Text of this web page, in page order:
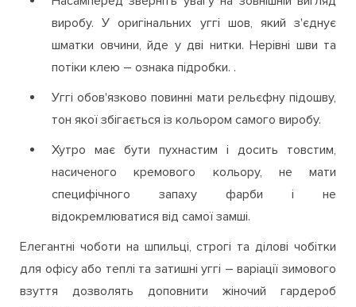
виробу. У оригінальних уггі шов, який з'єднує
шматки овчини, йде у дві нитки. Нерівні шви та
потіки клею – ознака підробки. .
Уггі обов'язково повинні мати рельєфну підошву,
тон якої збігається із кольором самого виробу.
Хутро має бути пухнастим і досить товстим,
насиченого кремового кольору, не мати
специфічного запаху фарби і не
відокремлюватися від самої замші.
Елегантні чоботи на шпильці, строгі та ділові чобітки
для офісу або теплі та затишні уггі – варіації зимового
взуття дозволять доповнити жіночий гардероб